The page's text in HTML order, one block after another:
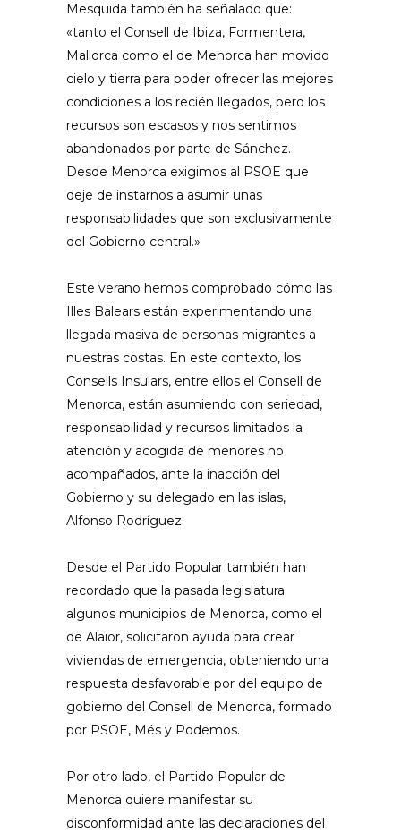
Mesquida también ha señalado que:
«tanto el Consell de Ibiza, Formentera,
Mallorca como el de Menorca han movido
cielo y tierra para poder ofrecer las mejores
condiciones a los recién llegados, pero los
recursos son escasos y nos sentimos
abandonados por parte de Sánchez.
Desde Menorca exigimos al PSOE que
deje de instarnos a asumir unas
responsabilidades que son exclusivamente
del Gobierno central.»
Este verano hemos comprobado cómo las
Illes Balears están experimentando una
llegada masiva de personas migrantes a
nuestras costas. En este contexto, los
Consells Insulars, entre ellos el Consell de
Menorca, están asumiendo con seriedad,
responsabilidad y recursos limitados la
atención y acogida de menores no
acompañados, ante la inacción del
Gobierno y su delegado en las islas,
Alfonso Rodríguez.
Desde el Partido Popular también han
recordado que la pasada legislatura
algunos municipios de Menorca, como el
de Alaior, solicitaron ayuda para crear
viviendas de emergencia, obteniendo una
respuesta desfavorable por del equipo de
gobierno del Consell de Menorca, formado
por PSOE, Més y Podemos.
Por otro lado, el Partido Popular de
Menorca quiere manifestar su
disconformidad ante las declaraciones del